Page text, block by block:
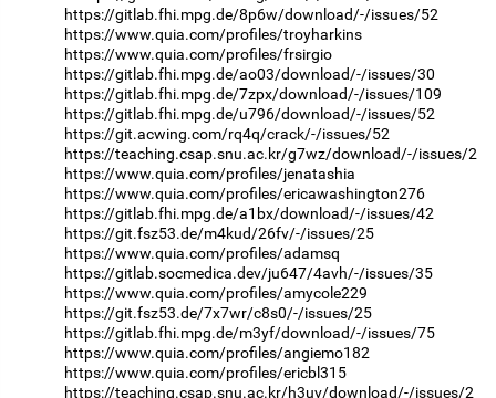
https://gitlab.fhi.mpg.de/8p6w/download/-/issues/52
https://www.quia.com/profiles/troyharkins
https://www.quia.com/profiles/frsirgio
https://gitlab.fhi.mpg.de/ao03/download/-/issues/30
https://gitlab.fhi.mpg.de/7zpx/download/-/issues/109
https://gitlab.fhi.mpg.de/u796/download/-/issues/52
https://git.acwing.com/rq4q/crack/-/issues/52
https://teaching.csap.snu.ac.kr/g7wz/download/-/issues/2
https://www.quia.com/profiles/jenatashia
https://www.quia.com/profiles/ericawashington276
https://gitlab.fhi.mpg.de/a1bx/download/-/issues/42
https://git.fsz53.de/m4kud/26fv/-/issues/25
https://www.quia.com/profiles/adamsq
https://gitlab.socmedica.dev/ju647/4avh/-/issues/35
https://www.quia.com/profiles/amycole229
https://git.fsz53.de/7x7wr/c8s0/-/issues/25
https://gitlab.fhi.mpg.de/m3yf/download/-/issues/75
https://www.quia.com/profiles/angiemo182
https://www.quia.com/profiles/ericbl315
https://teaching.csap.snu.ac.kr/h3uv/download/-/issues/2